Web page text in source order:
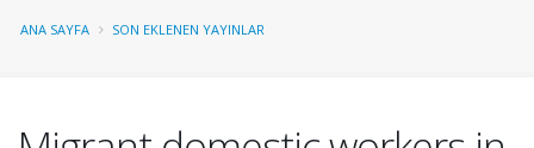
ANA SAYFA SON EKLENEN YAYINLAR